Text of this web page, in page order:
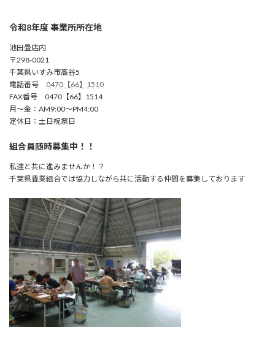
令和8年度 事業所所在地
池田畳店内
〒298-0021
千葉県いすみ市高谷5
電話番号 0470【66】1510
FAX番号 0470【66】1514
月～金：AM9:00～PM4:00
定休日：土日祝祭日
組合員随時募集中！！
私達と共に進みませんか！？
千葉県畳業組合では協力しながら共に活動する仲間を募集しております